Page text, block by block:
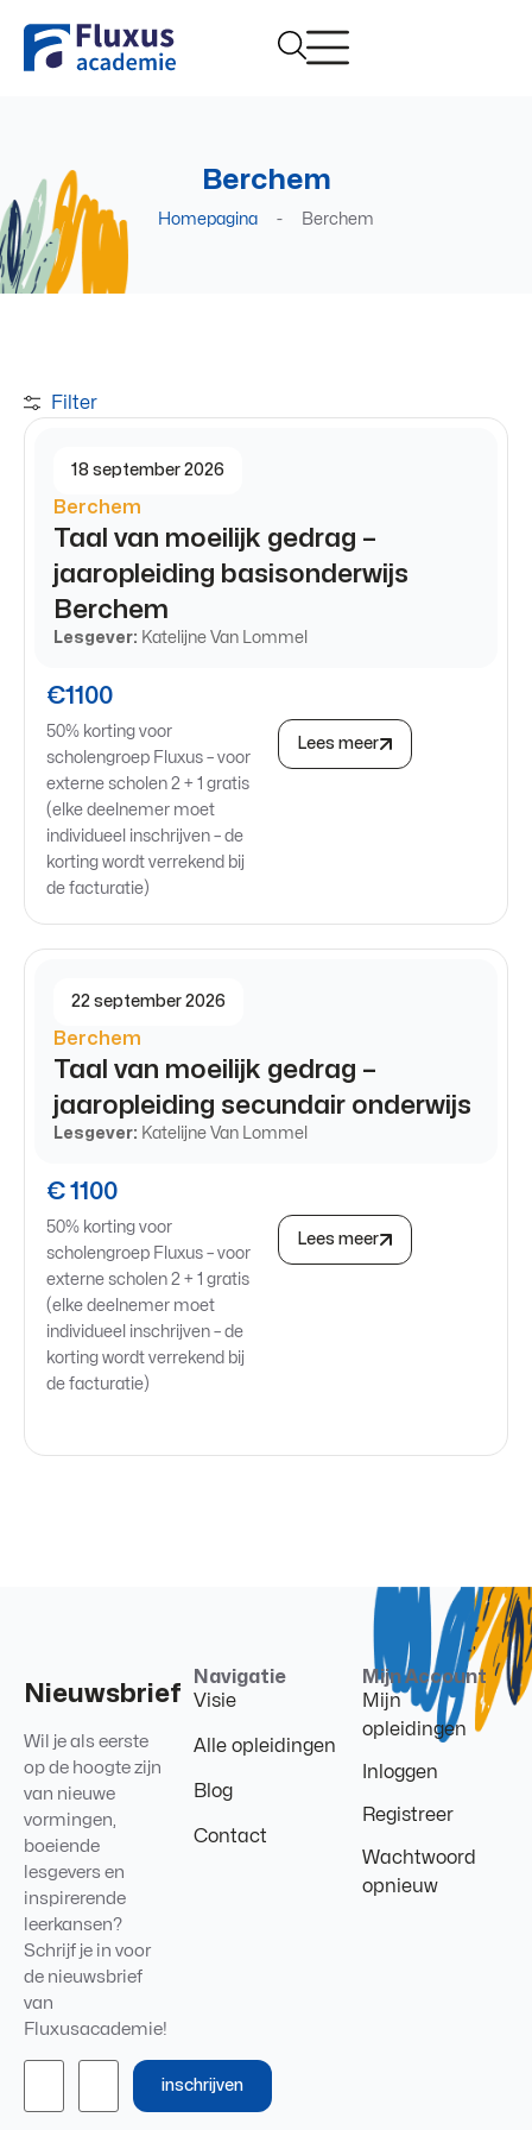
Berchem
Homepagina - Berchem
Filter
18 september 2026
Berchem
Taal van moeilijk gedrag –
jaaropleiding basisonderwijs
Berchem
Lesgever: Katelijne Van Lommel
€1100
50% korting voor
scholengroep Fluxus – voor
externe scholen 2 + 1 gratis
(elke deelnemer moet
individueel inschrijven – de
korting wordt verrekend bij
de facturatie)
Lees meer
22 september 2026
Berchem
Taal van moeilijk gedrag –
jaaropleiding secundair onderwijs
Lesgever: Katelijne Van Lommel
€ 1100
50% korting voor
scholengroep Fluxus – voor
externe scholen 2 + 1 gratis
(elke deelnemer moet
individueel inschrijven – de
korting wordt verrekend bij
de facturatie)
Lees meer
Nieuwsbrief
Wil je als eerste
op de hoogte zijn
van nieuwe
vormingen,
boeiende
lesgevers en
inspirerende
leerkansen?
Schrijf je in voor
de nieuwsbrief
van
Fluxusacademie!
inschrijven
Navigatie
Visie
Alle opleidingen
Blog
Contact
Mijn Account
Mijn
opleidingen
Inloggen
Registreer
Wachtwoord
opnieuw